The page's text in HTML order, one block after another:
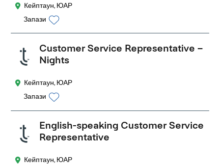
Кейптаун, ЮАР
Запази
Customer Service Representative –
Nights
Кейптаун, ЮАР
Запази
English-speaking Customer Service
Representative
Кейптаун, ЮАР